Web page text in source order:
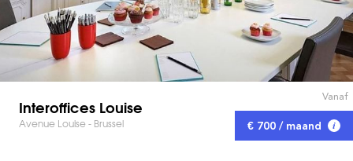
Interoffices Louise
Avenue Louise - Brussel
Vanaf
€ 700 / maand